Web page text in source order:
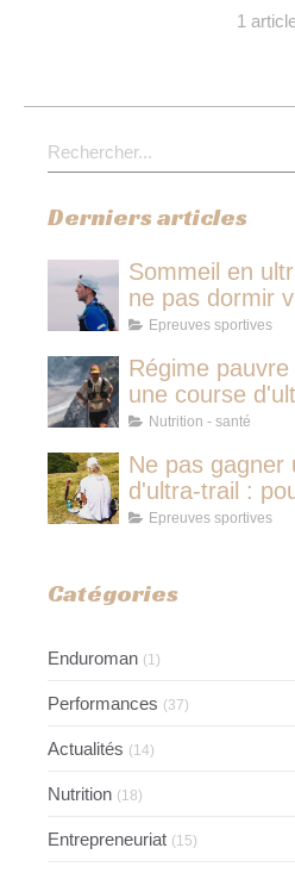
1
Rechercher
Derniers articles
Sommeil en
ne pas dormir
plus de temps
Epreuves sportives
Régime
une course
protocole
Nutrition - santé
Ne pas gagner
d'ultra-trail :
jamais avoir
Epreuves sportives
Catégories
Enduroman (1)
Performances (37)
Actualités (14)
Nutrition (18)
Entrepreneuriat (15)